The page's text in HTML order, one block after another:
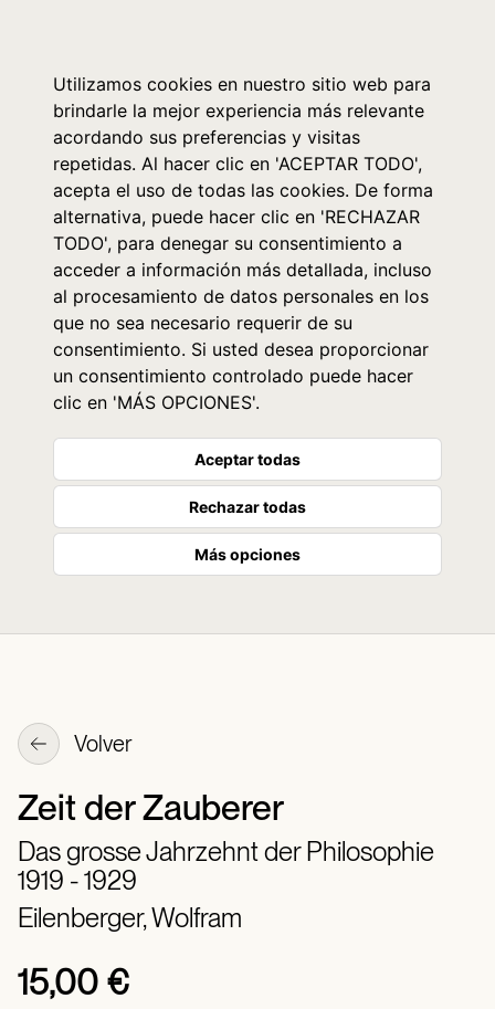
Utilizamos cookies en nuestro sitio web para
brindarle la mejor experiencia más relevante
acordando sus preferencias y visitas
repetidas. Al hacer clic en 'ACEPTAR TODO',
acepta el uso de todas las cookies. De forma
alternativa, puede hacer clic en 'RECHAZAR
TODO', para denegar su consentimiento a
acceder a información más detallada, incluso
al procesamiento de datos personales en los
que no sea necesario requerir de su
consentimiento. Si usted desea proporcionar
un consentimiento controlado puede hacer
clic en 'MÁS OPCIONES'.
Aceptar todas
Rechazar todas
Más opciones
Volver
Zeit der Zauberer
Das grosse Jahrzehnt der Philosophie
1919 - 1929
Eilenberger, Wolfram
15,00 €